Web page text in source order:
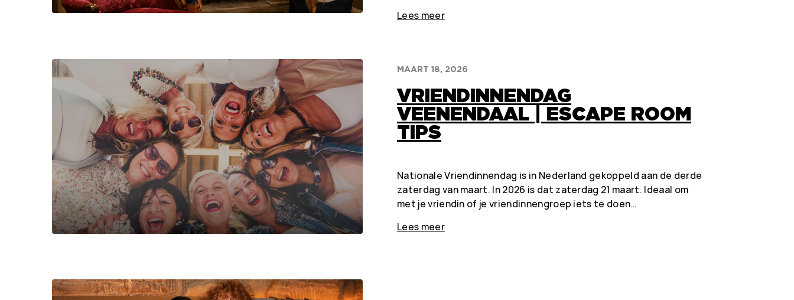
Lees meer
MAART 18, 2026
VRIENDINNENDAG
VEENENDAAL | ESCAPE ROOM
TIPS
Nationale Vriendinnendag is in Nederland gekoppeld aan de derde
zaterdag van maart. In 2026 is dat zaterdag 21 maart. Ideaal om
met je vriendin of je vriendinnengroep iets te doen…
Lees meer